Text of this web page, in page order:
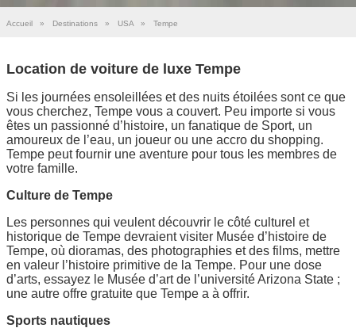
Accueil » Destinations » USA » Tempe
Location de voiture de luxe Tempe
Si les journées ensoleillées et des nuits étoilées sont ce que
vous cherchez, Tempe vous a couvert. Peu importe si vous
êtes un passionné d’histoire, un fanatique de Sport, un
amoureux de l’eau, un joueur ou une accro du shopping.
Tempe peut fournir une aventure pour tous les membres de
votre famille.
Culture de Tempe
Les personnes qui veulent découvrir le côté culturel et
historique de Tempe devraient visiter Musée d’histoire de
Tempe, où dioramas, des photographies et des films, mettre
en valeur l’histoire primitive de la Tempe. Pour une dose
d’arts, essayez le Musée d’art de l’université Arizona State ;
une autre offre gratuite que Tempe a à offrir.
Sports nautiques